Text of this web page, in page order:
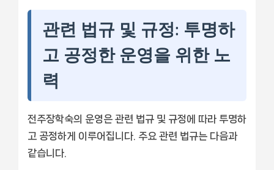
관련 법규 및 규정: 투명하
고 공정한 운영을 위한 노
력
전주장학숙의 운영은 관련 법규 및 규정에 따라 투명하
고 공정하게 이루어집니다. 주요 관련 법규는 다음과
같습니다.